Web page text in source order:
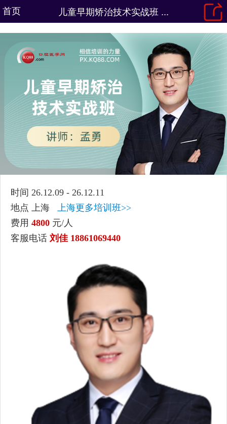
首页 儿童早期矫治技术实战班 ...
时间 26.12.09 - 26.12.11
地点 上海 上海更多培训班>>
费用 4800 元/人
客服电话 刘佳 18861069440